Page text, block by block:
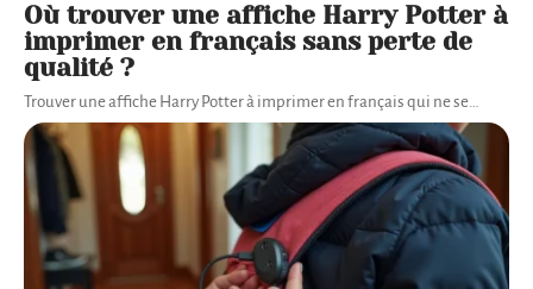
Où trouver une affiche Harry Potter à
imprimer en français sans perte de
qualité ?
Trouver une affiche Harry Potter à imprimer en français qui ne se…